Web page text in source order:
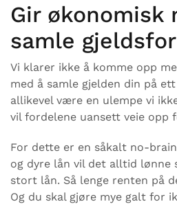
Gir økonomisk
samle
Vi klarer ikke å komme opp
med å samle gjelden din på
allikevel være en ulempe vi
vil fordelene uansett veie opp
For dette er en såkalt no-
og dyre lån vil det alltid lønne
stort lån. Så lenge renten på
Og du skal gjøre mye galt for